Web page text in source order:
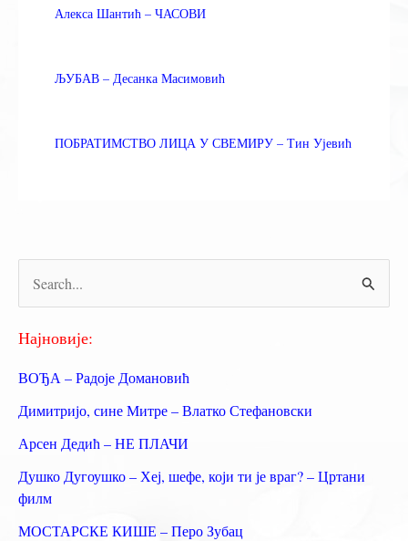
Алекса Шантић – ЧАСОВИ
ЉУБАВ – Десанка Масимовић
ПОБРАТИМСТВО ЛИЦА У СВЕМИРУ – Тин Ујевић
е
р
а
г
а
з
а
Најновије:
ВОЂА – Радоје Домановић
Димитријо, сине Митре – Влатко Стефановски
Арсен Дедић – НЕ ПЛАЧИ
Душко Дугоушко – Хеј, шефе, који ти је враг? – Цртани
филм
МОСТАРСКЕ КИШЕ – Перо Зубац